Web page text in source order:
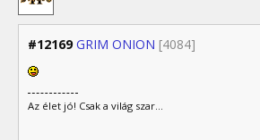
#12169 GRIM ONION [4084]
Az élet jó! Csak a világ szar...